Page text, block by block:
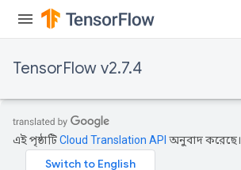
TensorFlow v2.7.4
এই পৃষ্ঠাটিCloud Translation API অনুবাদ করেছে।